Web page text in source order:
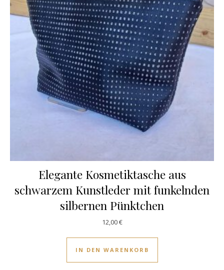
Elegante Kosmetiktasche aus
schwarzem Kunstleder mit funkelnden
silbernen Pünktchen
12,00€
IN DEN WARENKORB